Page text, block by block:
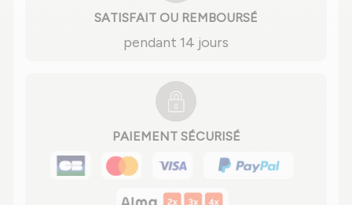
SATISFAIT OU REMBOURSÉ
pendant 14 jours
PAIEMENT SÉCURISÉ